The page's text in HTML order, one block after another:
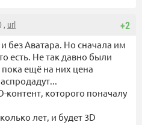
+2
, url
без Аватара. Но сначала им
есть. Не так давно были
ещё на них цена
контент, которого поначалу
лет, и будет 3D